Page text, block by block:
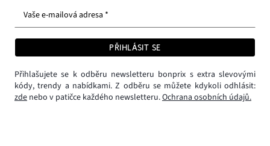
Vaše e-mailová adresa *
PŘIHLÁSIT SE
Přihlašujete se k odběru newsletteru bonprix s extra slevovými
kódy, trendy a nabídkami. Z odběru se můžete kdykoli odhlásit:
zde nebo v patičce každého newsletteru.Ochrana osobních údajů.